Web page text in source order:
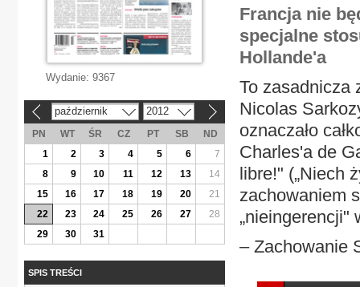
Francja nie
specjalne
Hollande'a
To zasadnicza
Nicolas
oznaczało
Charles'a de
libre!" („Niech
zachowaniem
„nieingerencji"
– Zachowanie
Wydanie: 9367
październik 2012
PN WT ŚR CZ PT SB
ND
1
2 3 4 5 6
7
8
9 10 11 12 13
14
15
16 17 18 19 20
21
22
23 24 25 26 27
28
29
30 31
SPIS TREŚCI